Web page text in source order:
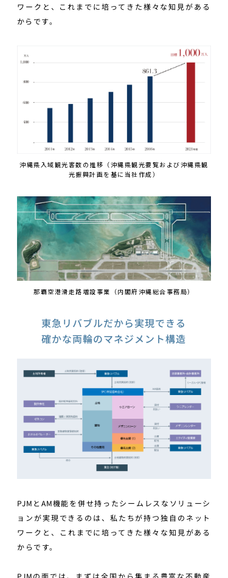
ワークと、これまでに培ってきた様々な知見がある
からです。
沖縄県入域観光客数の推移（沖縄県観光要覧および沖縄県観
光振興計画を基に当社作成）
那覇空港滑走路増設事業（内閣府沖縄総合事務局）
東急リバブルだから実現できる
確かな両輪のマネジメント構造
PJMとAM機能を併せ持ったシームレスなソリューシ
ョンが実現できるのは、私たちが持つ独自のネット
ワークと、これまでに培ってきた様々な知見がある
からです。
PJMの面では、まずは全国から集まる豊富な不動産